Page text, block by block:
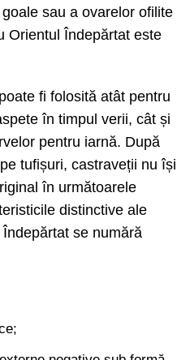
sau a ovarelor ofilite
Orientul Îndepărtat este
fi folosită atât pentru
în timpul verii, cât și
pentru iarnă. După
tufișuri, castraveții nu își
în următoarele
distinctive ale
se numără